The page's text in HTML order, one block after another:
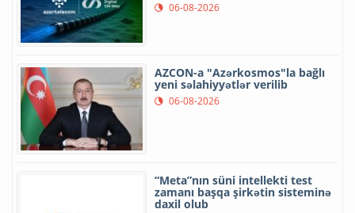
06-08-2026
AZCON-a "Azərkosmos"la bağlı
yeni səlahiyyətlər verilib
06-08-2026
“Meta”nın süni intellekti test
zamanı başqa şirkətin sisteminə
daxil olub